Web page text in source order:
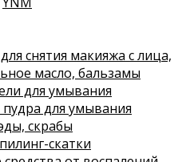
снятия макияжа с лица,
масло, бальзамы
для умывания
для умывания
скрабы
скатки